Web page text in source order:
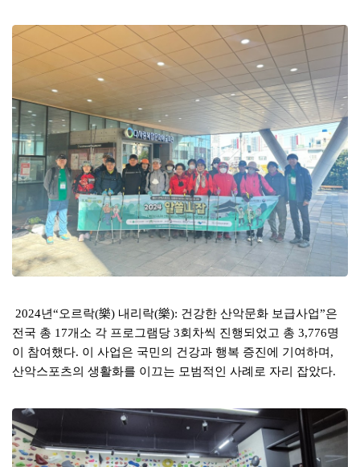
2024년“오르락(樂) 내리락(樂): 건강한 산악문화 보급사업”은
전국 총 17개소 각 프로그램당 3회차씩 진행되었고 총 3,776명
이 참여했다. 이 사업은 국민의 건강과 행복 증진에 기여하며,
산악스포츠의 생활화를 이끄는 모범적인 사례로 자리 잡았다.